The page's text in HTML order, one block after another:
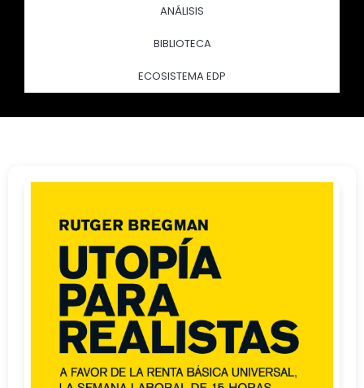
ANÁLISIS
BIBLIOTECA
ECOSISTEMA EDP